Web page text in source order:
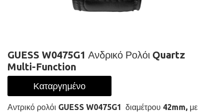
GUESS W0475G1 Ανδρικό Ρολόι Quartz
Multi-Function
Καταργημένο
Αντρικό ρολόι GUESS W0475G1 διαμέτρου 42mm, με